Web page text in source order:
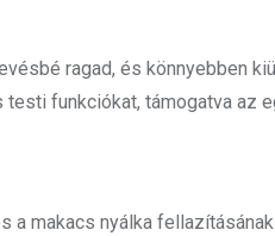
ragad, és könnyebben
funkciókat, támogatva az
makacs nyálka